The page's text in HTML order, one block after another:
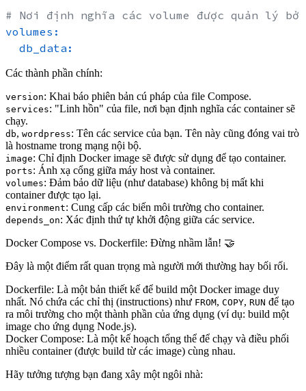
# Nơi định nghĩa các volume được quản lý
volumes:
db_data:
Các thành phần chính:
version: Khai báo phiên bản cú pháp của file Compose.
services: "Linh hồn" của file, nơi bạn định nghĩa các container sẽ
chạy.
db, wordpress: Tên các service của bạn. Tên này cũng đóng vai trò
là hostname trong mạng nội bộ.
image: Chỉ định Docker image sẽ được sử dụng để tạo container.
ports: Ánh xạ cổng giữa máy host và container.
volumes: Đảm bảo dữ liệu (như database) không bị mất khi
container được tạo lại.
environment: Cung cấp các biến môi trường cho container.
depends_on: Xác định thứ tự khởi động giữa các service.
Docker Compose vs. Dockerfile: Đừng nhầm lẫn! 🤝
Đây là một điểm rất quan trọng mà người mới thường hay bối rối.
Dockerfile: Là một bản thiết kế để build một Docker image duy
nhất. Nó chứa các chỉ thị (instructions) như FROM, COPY, RUN để tạo
ra môi trường cho một thành phần của ứng dụng (ví dụ: build một
image cho ứng dụng Node.js).
Docker Compose: Là một kế hoạch tổng thể để chạy và điều phối
nhiều container(được build từ các image) cùng nhau.
Hãy tưởng tượng bạn đang xây một ngôi nhà: